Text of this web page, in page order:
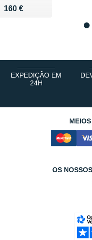
160 €
de 160 €
108 €
EXPEDIÇÃO EM
24H
OS